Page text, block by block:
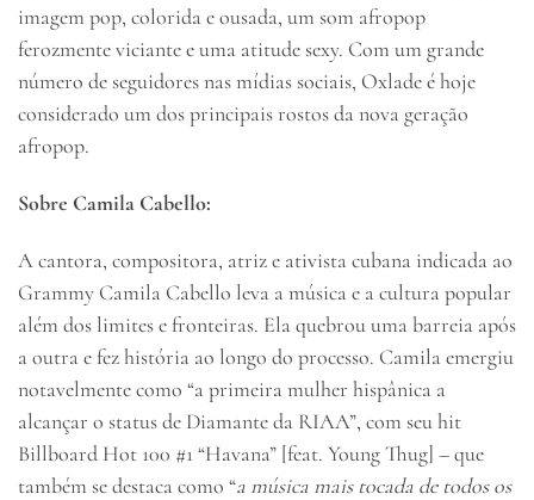
imagem pop, colorida e ousada, um som afropop
ferozmente viciante e uma atitude sexy. Com um grande
número de seguidores nas mídias sociais, Oxlade é hoje
considerado um dos principais rostos da nova geração
afropop.
Sobre Camila Cabello:
A cantora, compositora, atriz e ativista cubana indicada ao
Grammy Camila Cabello leva a música e a cultura popular
além dos limites e fronteiras. Ela quebrou uma barreia após
a outra e fez história ao longo do processo. Camila emergiu
notavelmente como “a primeira mulher hispânica a
alcançar o status de Diamante da RIAA”, com seu hit
Billboard Hot 100 #1 “Havana” [feat. Young Thug] – que
também se destaca como “a música mais tocada de todos os